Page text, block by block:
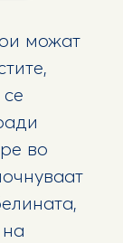
можат
во